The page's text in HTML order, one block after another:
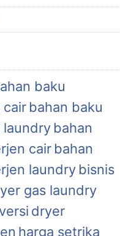
baku
bahan baku
bahan
cair bahan
laundry bisnis
gas laundry
dryer
harga setrika